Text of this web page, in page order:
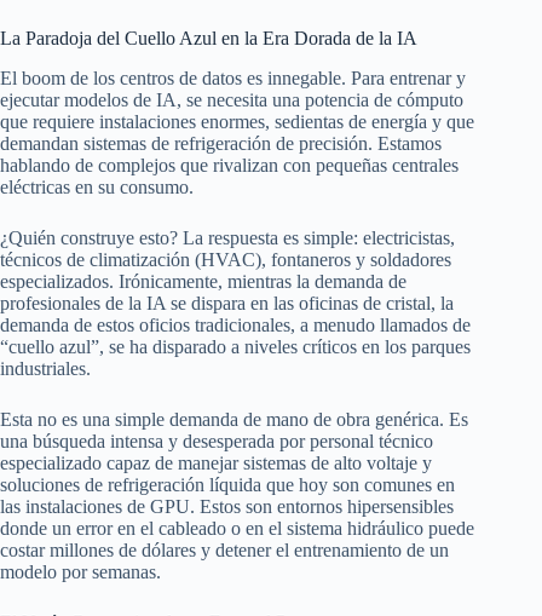
La Paradoja del Cuello Azul en la Era Dorada de la IA
El boom de los centros de datos es innegable. Para entrenar y
ejecutar modelos de IA, se necesita una potencia de cómputo
que requiere instalaciones enormes, sedientas de energía y que
demandan sistemas de refrigeración de precisión. Estamos
hablando de complejos que rivalizan con pequeñas centrales
eléctricas en su consumo.
¿Quién construye esto? La respuesta es simple: electricistas,
técnicos de climatización (HVAC), fontaneros y soldadores
especializados. Irónicamente, mientras la demanda de
profesionales de la IA se dispara en las oficinas de cristal, la
demanda de estos oficios tradicionales, a menudo llamados de
“cuello azul”, se ha disparado a niveles críticos en los parques
industriales.
Esta no es una simple demanda de mano de obra genérica. Es
una búsqueda intensa y desesperada por personal técnico
especializado capaz de manejar sistemas de alto voltaje y
soluciones de refrigeración líquida que hoy son comunes en
las instalaciones de GPU. Estos son entornos hipersensibles
donde un error en el cableado o en el sistema hidráulico puede
costar millones de dólares y detener el entrenamiento de un
modelo por semanas.